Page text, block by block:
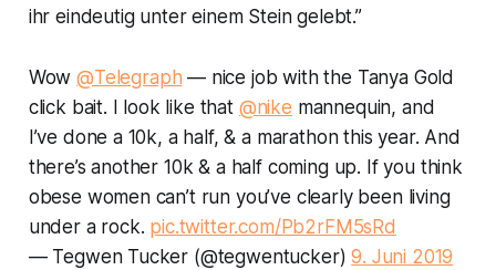
ihr eindeutig unter einem Stein gelebt.”
Wow@Telegraph — nice job with the Tanya Gold
click bait. I look like that @nike mannequin, and
I’ve done a 10k, a half, & a marathon this year. And
there’s another 10k & a half coming up. If you think
obese women can’t run you’ve clearly been living
under a rock. pic.twitter.com/Pb2rFM5sRd
— Tegwen Tucker (@tegwentucker)9. Juni 2019